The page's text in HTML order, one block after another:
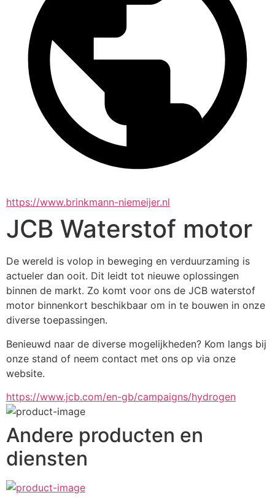
https://www.brinkmann-niemeijer.nl
JCB Waterstof motor
De wereld is volop in beweging en verduurzaming is
actueler dan ooit. Dit leidt tot nieuwe oplossingen
binnen de markt. Zo komt voor ons de JCB waterstof
motor binnenkort beschikbaar om in te bouwen in onze
diverse toepassingen.
Benieuwd naar de diverse mogelijkheden? Kom langs bij
onze stand of neem contact met ons op via onze
website.
https://www.jcb.com/en-gb/campaigns/hydrogen
Andere producten en
diensten